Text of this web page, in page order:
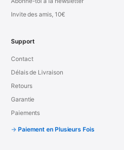
Invite des amis, 10€
Support
Contact
Délais de Livraison
Retours
Garantie
Paiements
Paiement en Plusieurs Fois